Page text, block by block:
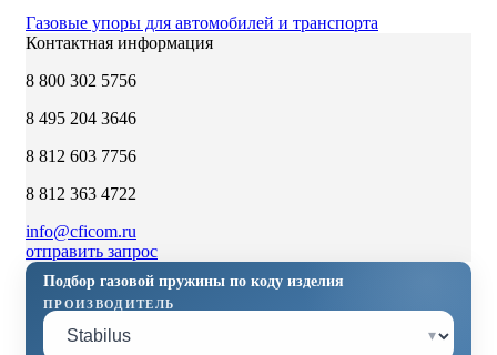
Газовые упоры для автомобилей и транспорта
Контактная информация
8 800 302 5756
8 495 204 3646
8 812 603 7756
8 812 363 4722
info@cficom.ru
отправить запрос
Подбор газовой пружины по коду изделия
ПРОИЗВОДИТЕЛЬ
▾